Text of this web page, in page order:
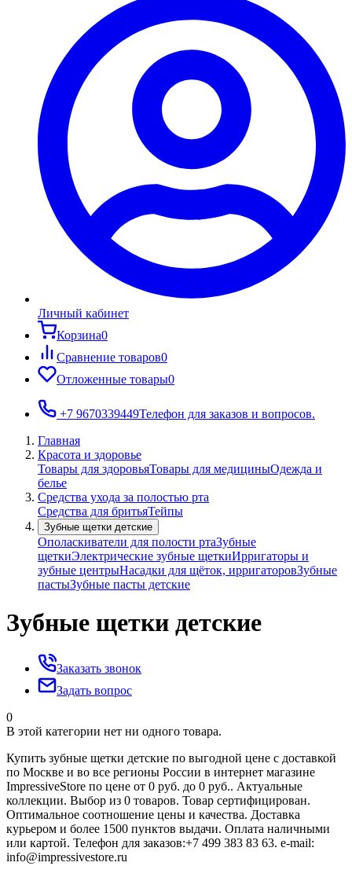
Личный кабинет
Корзина0
Сравнение товаров0
Отложенные товары0
+7 9670339449Телефон для заказов и вопросов.
Главная
Красота и здоровье
Товары для здоровьяТовары для медициныОдежда и
белье
Средства ухода за полостью рта
Средства для бритьяТейпы
Зубные щетки детские
Ополаскиватели для полости ртаЗубные
щеткиЭлектрические зубные щеткиИрригаторы и
зубные центрыНасадки для щёток, ирригаторовЗубные
пастыЗубные пасты детские
Зубные щетки детские
Заказать звонок
Задать вопрос
0
В этой категории нет ни одного товара.
Купить зубные щетки детские по выгодной цене с доставкой
по Москве и во все регионы России в интернет магазине
ImpressiveStore по цене от 0 руб. до 0 руб.. Актуальные
коллекции. Выбор из 0 товаров. Товар сертифицирован.
Оптимальное соотношение цены и качества. Доставка
курьером и более 1500 пунктов выдачи. Оплата наличными
или картой. Телефон для заказов:+7 499 383 83 63. e-mail:
info@impressivestore.ru